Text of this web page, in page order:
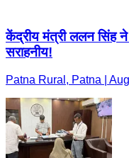
केंद्रीय मंत्री ललन सिंह
सराहनीय!
Patna Rural, Patna |